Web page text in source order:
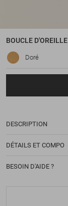
BOUCLE D'OREILLE
Doré
DESCRIPTION
DÉTAILS ET COMPO
BESOIN D'AIDE ?